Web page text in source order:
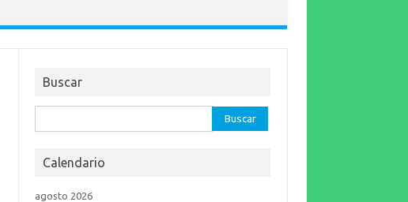
Buscar
Calendario
agosto 2026